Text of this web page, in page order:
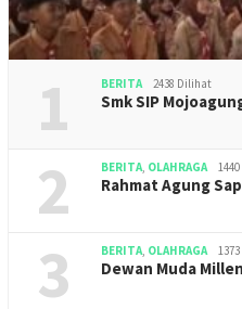
1 BERITA 2438 Dilihat
Smk SIP
2 BERITA, OLAHRAGA
Rahmat Agung
3 BERITA, OLAHRAGA
Dewan Muda